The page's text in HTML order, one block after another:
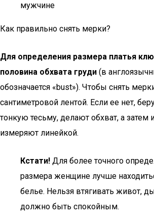
мужчине
Как правильно снять мерки?
Для определения размера платья
половина обхвата груди (в
обозначается «bust»). Чтобы снять
сантиметровой лентой. Если ее нет,
тонкую тесьму, делают обхват, а
измеряют линейкой.
Кстати! Для более точного
размера женщине лучше
белье. Нельзя втягивать живот,
должно быть спокойным.